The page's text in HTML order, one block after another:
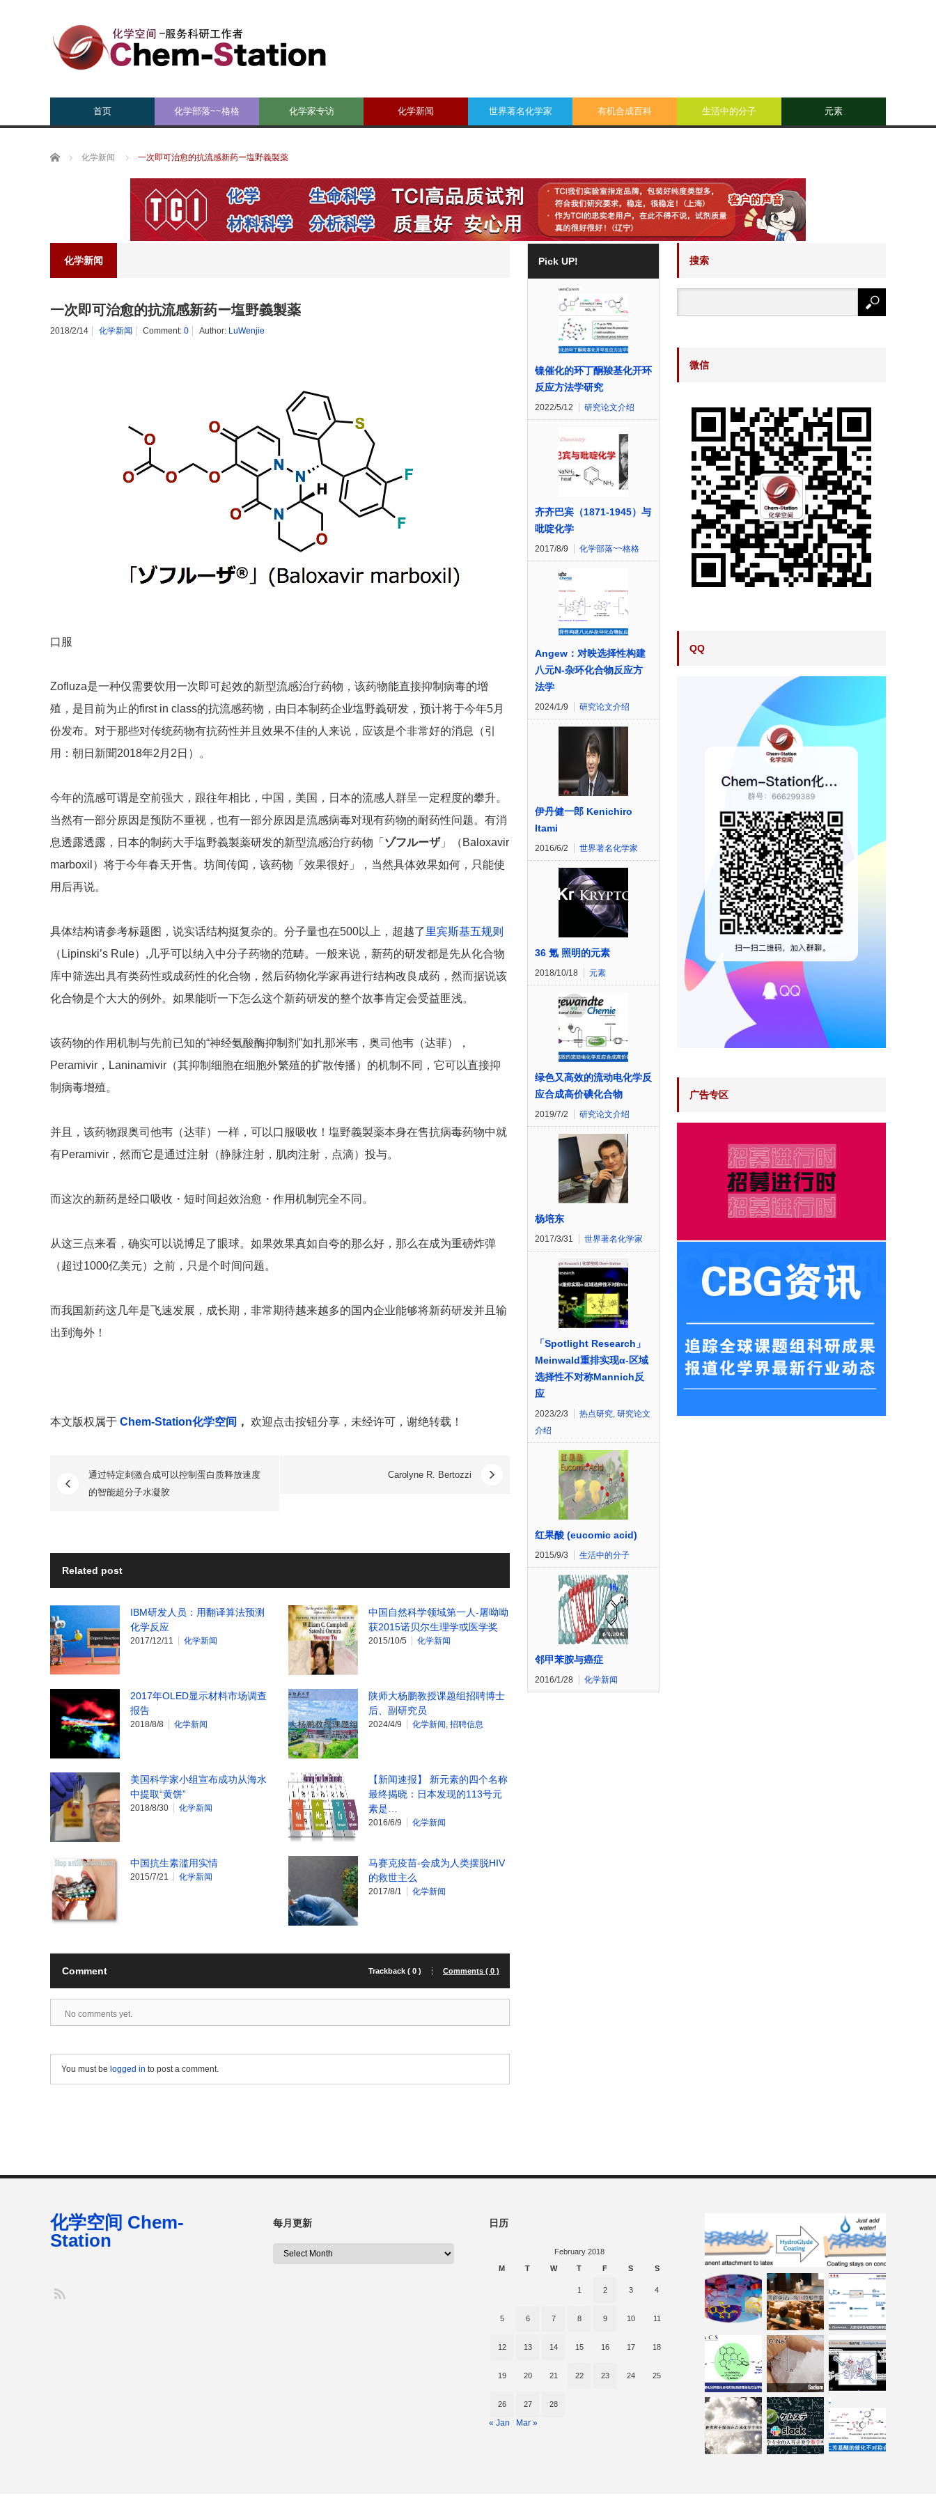
首页 化学部落~~格格 化学家专访 化学新闻 世界著名化学家 有机合成百科 生活中的分子 元素
Home 化学新闻 一次即可治愈的抗流感新药ー塩野義製薬
化学新闻
一次即可治愈的抗流感新药ー塩野義製薬
2018/2/14 化学新闻 Comment: 0 Author: LuWenjie
口服
Zofluza是一种仅需要饮用一次即可起效的新型流感治疗药物，该药物能直接抑制病毒的增
殖，是目前为止的first in class的抗流感药物，由日本制药企业塩野義研发，预计将于今年5月
份发布。对于那些对传统药物有抗药性并且效果不佳的人来说，应该是个非常好的消息（引
用：朝日新聞2018年2月2日）。
今年的流感可谓是空前强大，跟往年相比，中国，美国，日本的流感人群呈一定程度的攀升。
当然有一部分原因是预防不重视，也有一部分原因是流感病毒对现有药物的耐药性问题。有消
息透露透露，日本的制药大手塩野義製薬研发的新型流感治疗药物「 ゾフルーザ」（Baloxavir
marboxil）将于今年春天开售。坊间传闻，该药物「效果很好」，当然具体效果如何，只能使
用后再说。
具体结构请参考标题图，说实话结构挺复杂的。分子量也在500以上，超越了里宾斯基五规则
（Lipinski’s Rule）,几乎可以纳入中分子药物的范畴。一般来说，新药的研发都是先从化合物
库中筛选出具有类药性或成药性的化合物，然后药物化学家再进行结构改良成药，然而据说该
化合物是个大大的例外。如果能听一下怎么这个新药研发的整个故事肯定会受益匪浅。
该药物的作用机制与先前已知的“神经氨酸酶抑制剂”如扎那米韦，奥司他韦（达菲），
Peramivir，Laninamivir（其抑制细胞在细胞外繁殖的扩散传播）的机制不同，它可以直接抑
制病毒增殖。
并且，该药物跟奥司他韦（达菲）一样，可以口服吸收！塩野義製薬本身在售抗病毒药物中就
有Peramivir，然而它是通过注射（静脉注射，肌肉注射，点滴）投与。
而这次的新药是经口吸收・短时间起效治愈・作用机制完全不同。
从这三点来看，确实可以说博足了眼球。如果效果真如自夸的那么好，那么在成为重磅炸弹
（超过1000亿美元）之前，只是个时间问题。
而我国新药这几年是飞速发展，成长期，非常期待越来越多的国内企业能够将新药研发并且输
出到海外！
本文版权属于 Chem-Station化学空间 ， 欢迎点击按钮分享，未经许可，谢绝转载！
通过特定刺激合成可以控制蛋白质释放速度
的智能超分子水凝胶
Carolyne R. Bertozzi
Related post
IBM研发人员：用翻译算法预测
化学反应
2017/12/11 化学新闻
中国自然科学领域第一人-屠呦呦
获2015诺贝尔生理学或医学奖
2015/10/5 化学新闻
2017年OLED显示材料市场调查
报告
2018/8/8 化学新闻
陕师大杨鹏教授课题组招聘博士
后、副研究员
2024/4/9 化学新闻, 招聘信息
美国科学家小组宣布成功从海水
中提取“黄饼”
2018/8/30 化学新闻
【新闻速报】 新元素的四个名称
最终揭晓：日本发现的113号元
素是…
2016/6/9 化学新闻
中国抗生素滥用实情
2015/7/21 化学新闻
马赛克疫苗-会成为人类摆脱HIV
的救世主么
2017/8/1 化学新闻
Comment Trackback ( 0 ) Comments ( 0 )
No comments yet.
You must be logged in to post a comment.
Pick UP!
镍催化的环丁酮羧基化开环
反应方法学研究
2022/5/12 研究论文介绍
齐齐巴宾（1871-1945）与
吡啶化学
2017/8/9 化学部落~~格格
Angew：对映选择性构建
八元N-杂环化合物反应方
法学
2024/1/9 研究论文介绍
伊丹健一郎 Kenichiro
Itami
2016/6/2 世界著名化学家
36 氪 照明的元素
2018/10/18 元素
绿色又高效的流动电化学反
应合成高价碘化合物
2019/7/2 研究论文介绍
杨培东
2017/3/31 世界著名化学家
「Spotlight Research」
Meinwald重排实现α-区域
选择性不对称Mannich反
应
2023/2/3 热点研究, 研究论文
介绍
红果酸 (eucomic acid)
2015/9/3 生活中的分子
邻甲苯胺与癌症
2016/1/28 化学新闻
搜索
微信
QQ
广告专区
每月更新 日历
February 2018
M
T W T F S S
1 2 3 4
5 6 7 8 9 10 11
12 13 14 15 16 17 18
19 20 21 22 23 24 25
26 27 28
« Jan Mar »
化学空间 Chem-
Station